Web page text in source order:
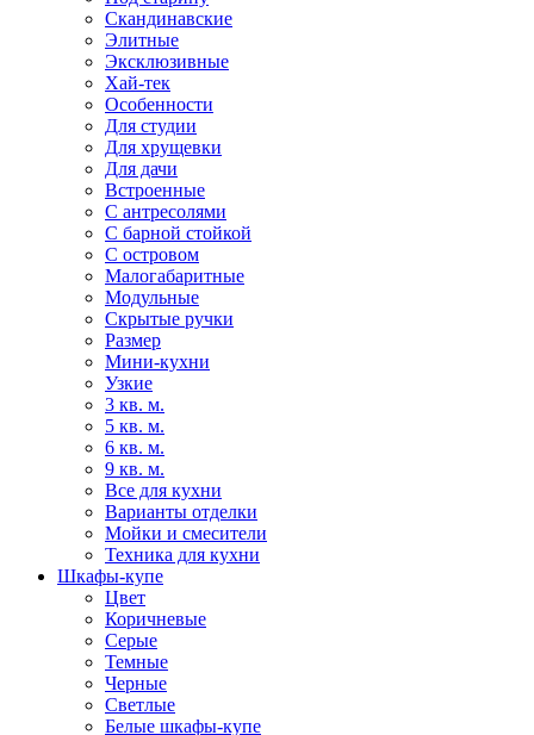
Скандинавские
Элитные
Эксклюзивные
Хай-тек
Особенности
Для студии
Для хрущевки
Для дачи
Встроенные
С антресолями
С барной стойкой
С островом
Малогабаритные
Модульные
Скрытые ручки
Размер
Мини-кухни
Узкие
3 кв. м.
5 кв. м.
6 кв. м.
9 кв. м.
Все для кухни
Варианты отделки
Мойки и смесители
Техника для кухни
Шкафы-купе
Цвет
Коричневые
Серые
Темные
Черные
Светлые
Белые шкафы-купе